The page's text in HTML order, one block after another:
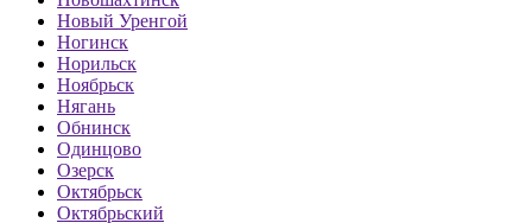
Новый Уренгой
Ногинск
Норильск
Ноябрьск
Нягань
Обнинск
Одинцово
Озерск
Октябрьск
Октябрьский